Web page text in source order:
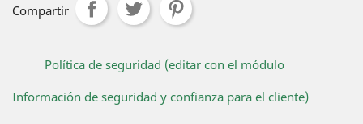
Compartir
Política de seguridad (editar con el módulo
Información de seguridad y confianza para el cliente)